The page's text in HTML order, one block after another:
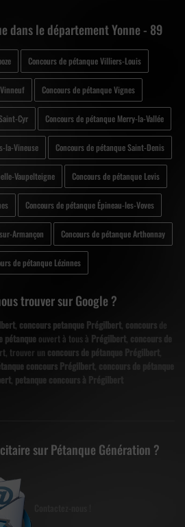
dans le département Yonne - 89
Concours de pétanque Villiers-Louis
Concours de pétanque Vignes
Cyr Concours de pétanque Merry-la-Vallée
la-Vineuse Concours de pétanque Saint-Denis
Vaupelteigne Concours de pétanque Levis
Concours de pétanque Épineau-les-Voves
Armançon Concours de pétanque Arthonnay
de pétanque Lézinnes
trouver sur Google ?
, concours petanque Prégilbert, concoursde
pétanqueouvert à tous à Prégilbert, concours de
trouver un concours de pétanque Prégilbert
concours Prégilbert, concours de pétanque
, petanque concours à Prégilbert
sur Pétanque Génération ?